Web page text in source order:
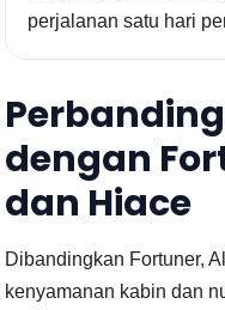
perjalanan satu hari
dengan
dan Hiace
Dibandingkan Fortuner,
kenyamanan kabin dan